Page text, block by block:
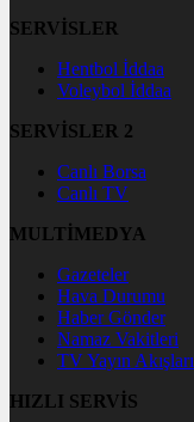
SERVİSLER
Hentbol İddaa
Voleybol İddaa
SERVİSLER 2
Canlı Borsa
Canlı TV
MULTİMEDYA
Gazeteler
Hava Durumu
Haber Gönder
Namaz Vakitleri
TV Yayın Akışları
HIZLI SERVİS